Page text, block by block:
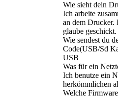
Wie sieht dein
Ich arbeite
an dem Drucker.
glaube geschickt.
Wie sendest du
Code(USB/Sd
USB
Was für ein
Ich benutze ein
herkömmlichen
Welche